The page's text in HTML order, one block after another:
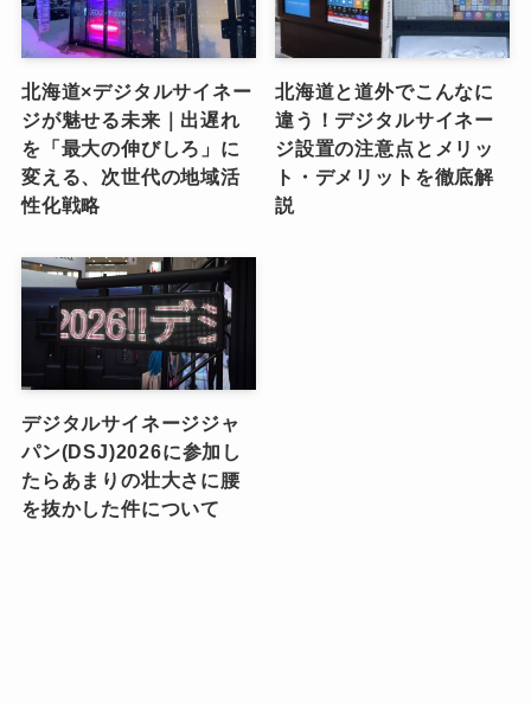
北海道×デジタルサイネー
ジが魅せる未来｜出遅れ
を「最大の伸びしろ」に
変える、次世代の地域活
性化戦略
北海道と道外でこんなに
違う！デジタルサイネー
ジ設置の注意点とメリッ
ト・デメリットを徹底解
説
デジタルサイネージジャ
パン(DSJ)2026に参加し
たらあまりの壮大さに腰
を抜かした件について